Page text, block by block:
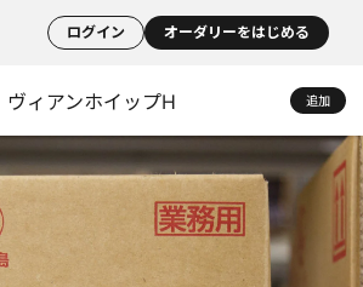
ログイン オーダリーをはじめる
ヴィアンホイップH 追加